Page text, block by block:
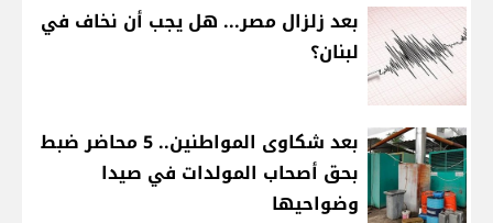
بعد زلزال مصر... هل يجب أن نخاف في
لبنان؟
بعد شكاوى المواطنين.. 5 محاضر ضبط
بحق أصحاب المولدات في صيدا
وضواحيها